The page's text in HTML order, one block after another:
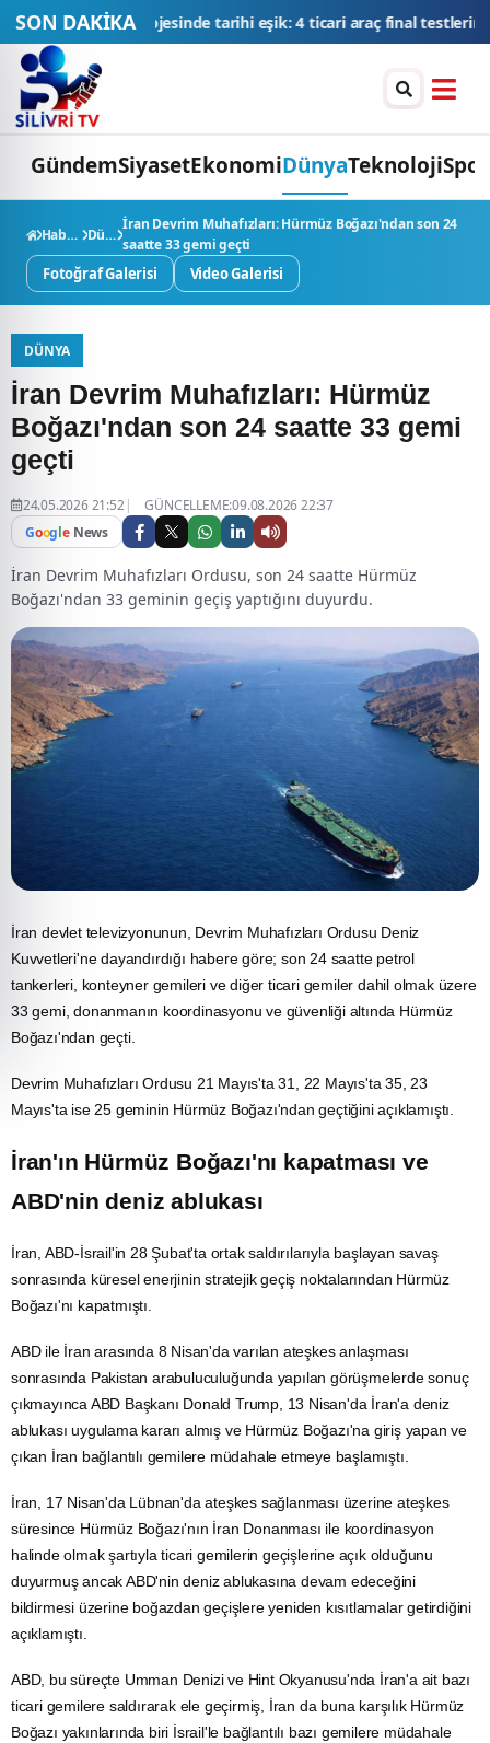
SON DAKİKA
4 ticari araç final testlerindeTMSF, 106 aracı ihaleyle satışa
GündemSiyasetEkonomiDünyaTeknolojiSpor
Haberler Dünya
İran Devrim Muhafızları: Hürmüz Boğazı'ndan son 24
saatte 33 gemi geçti
Fotoğraf Galerisi Video Galerisi
DÜNYA
İran Devrim Muhafızları: Hürmüz
Boğazı'ndan son 24 saatte 33 gemi
geçti
24.05.2026 21:52
GÜNCELLEME:09.08.2026 22:37
Google News
İran Devrim Muhafızları Ordusu, son 24 saatte Hürmüz
Boğazı'ndan 33 geminin geçiş yaptığını duyurdu.
İran devlet televizyonunun, Devrim Muhafızları Ordusu Deniz
Kuvvetleri'ne dayandırdığı habere göre; son 24 saatte petrol
tankerleri, konteyner gemileri ve diğer ticari gemiler dahil olmak üzere
33 gemi, donanmanın koordinasyonu ve güvenliği altında Hürmüz
Boğazı'ndan geçti.
Devrim Muhafızları Ordusu 21 Mayıs'ta 31, 22 Mayıs'ta 35, 23
Mayıs'ta ise 25 geminin Hürmüz Boğazı'ndan geçtiğini açıklamıştı.
İran'ın Hürmüz Boğazı'nı kapatması ve
ABD'nin deniz ablukası
İran, ABD-İsrail'in 28 Şubat'ta ortak saldırılarıyla başlayan savaş
sonrasında küresel enerjinin stratejik geçiş noktalarından Hürmüz
Boğazı'nı kapatmıştı.
ABDile İran arasında 8 Nisan'da varılan ateşkes anlaşması
sonrasında Pakistan arabuluculuğunda yapılan görüşmelerde sonuç
çıkmayınca ABD Başkanı Donald Trump, 13 Nisan'da İran'a deniz
ablukası uygulama kararı almış ve Hürmüz Boğazı'na giriş yapan ve
çıkan İran bağlantılı gemilere müdahale etmeye başlamıştı.
İran, 17 Nisan'da Lübnan'da ateşkes sağlanması üzerine ateşkes
süresince Hürmüz Boğazı'nın İran Donanması ile koordinasyon
halinde olmak şartıyla ticari gemilerin geçişlerine açık olduğunu
duyurmuş ancak ABD'nin deniz ablukasına devam edeceğini
bildirmesi üzerine boğazdan geçişlere yeniden kısıtlamalar getirdiğini
açıklamıştı.
ABD, bu süreçte Umman Denizi ve Hint Okyanusu'nda İran'a ait bazı
ticari gemilere saldırarak ele geçirmiş, İran da buna karşılık Hürmüz
Boğazı yakınlarında biri İsrail'le bağlantılı bazı gemilere müdahale